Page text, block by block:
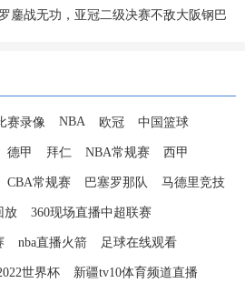
鏖战无功，亚冠二级决赛不敌大阪钢巴
赛录像 NBA 欧冠 中国篮球
德甲 拜仁 NBA常规赛 西甲
CBA常规赛 巴塞罗那队 马德里竞技
放 360现场直播中超联赛
nba直播火箭 足球在线观看
世界杯 新疆tv10体育频道直播